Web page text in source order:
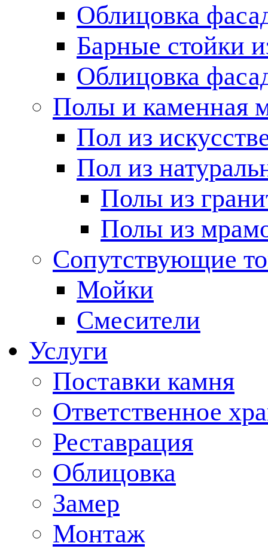
Облицовка
Барные стойки
Облицовка
Полы и каменная
Пол из
Пол из
Полы из
Полы из
Сопутствующие
Мойки
Смесители
Услуги
Поставки камня
Ответственное
Реставрация
Облицовка
Замер
Монтаж